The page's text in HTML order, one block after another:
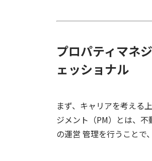
プロパティマネ
ェッショナル
まず、キャリアを考える
ジメント（PM）とは、不
の運営 管理を行うことで